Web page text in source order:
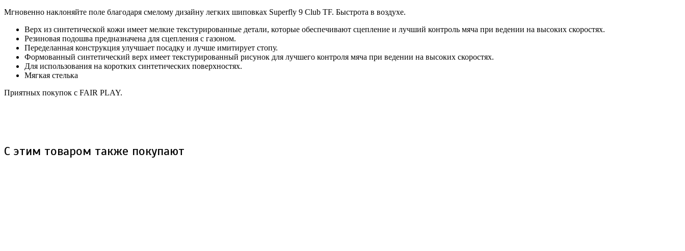
Мгновенно наклоняйте поле благодаря смелому дизайну легких шиповках Superfly 9 Club TF. Быстрота в воздухе.
Верх из синтетической кожи имеет мелкие текстурированные детали, которые обеспечивают сцепление и лучший контроль мяча при ведении на высоких скоростях.
Резиновая подошва предназначена для сцепления с газоном.
Переделанная конструкция улучшает посадку и лучше имитирует стопу.
Формованный синтетический верх имеет текстурированный рисунок для лучшего контроля мяча при ведении на высоких скоростях.
Для использования на коротких синтетических поверхностях.
Мягкая стелька
Приятных покупок с FAIR PLAY.
С этим товаром также покупают